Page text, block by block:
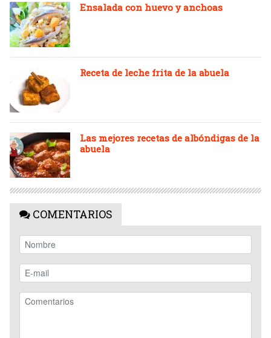
Ensalada con huevo y anchoas
Receta de leche frita de la abuela
Las mejores recetas de albóndigas de la
abuela
COMENTARIOS